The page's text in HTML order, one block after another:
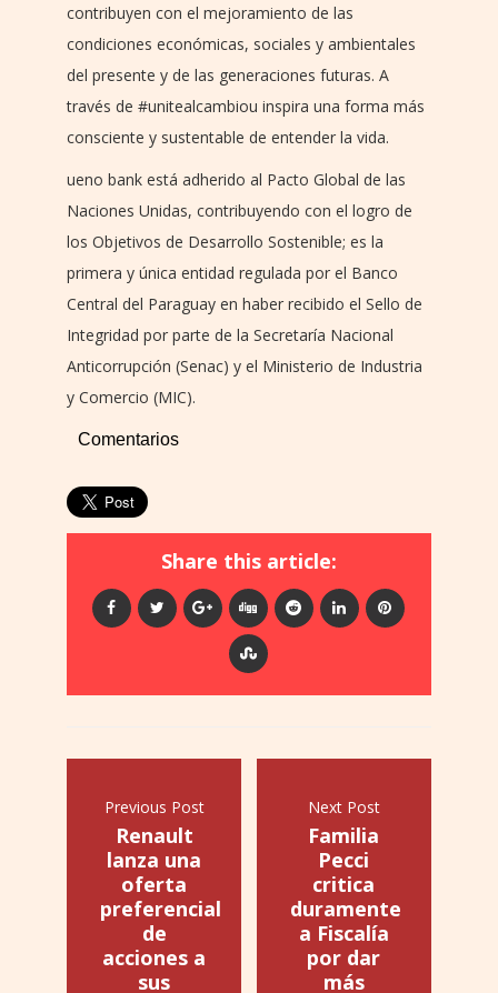
contribuyen con el mejoramiento de las
condiciones económicas, sociales y ambientales
del presente y de las generaciones futuras. A
través de #unitealcambiou inspira una forma más
consciente y sustentable de entender la vida.
ueno bank está adherido al Pacto Global de las
Naciones Unidas, contribuyendo con el logro de
los Objetivos de Desarrollo Sostenible; es la
primera y única entidad regulada por el Banco
Central del Paraguay en haber recibido el Sello de
Integridad por parte de la Secretaría Nacional
Anticorrupción (Senac) y el Ministerio de Industria
y Comercio (MIC).
Comentarios
Share this article:
Previous Post
Renault
lanza una
oferta
preferencial
de
acciones a
sus
Next Post
Familia
Pecci
critica
duramente
a Fiscalía
por dar
más